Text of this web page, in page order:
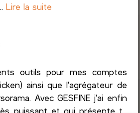
Lire la suite
outils pour mes comptes
ainsi que l'agrégateur de
Avec GESFINE j'ai enfin
puissant et qui présente t...